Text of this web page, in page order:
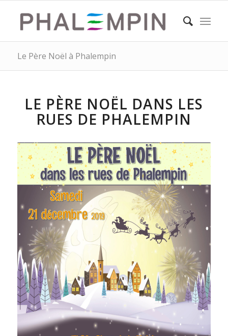
Le Père Noël à Phalempin
LE PÈRE NOËL DANS LES
RUES DE PHALEMPIN